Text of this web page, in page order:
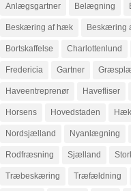
Anlægsgartner Belægning
Beskæring af hæk Beskæring
Bortskaffelse Charlottenlund
Fredericia Gartner
Haveentreprenør Havefliser
Horsens Hovedstaden Hæk
Nordsjælland Nyanlægning
Rodfræsning Sjælland
Træbeskæring Træfældning